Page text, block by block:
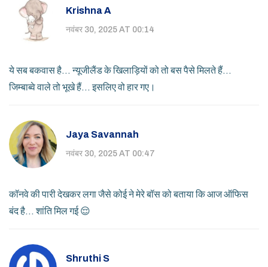
Krishna A
नवंबर 30, 2025 AT 00:14
ये सब बकवास है... न्यूजीलैंड के खिलाड़ियों को तो बस पैसे मिलते हैं...
जिम्बाब्वे वाले तो भूखे हैं... इसलिए वो हार गए।
Jaya Savannah
नवंबर 30, 2025 AT 00:47
कॉनवे की पारी देखकर लगा जैसे कोई ने मेरे बॉस को बताया कि आज ऑफिस
बंद है... शांति मिल गई 😌
Shruthi S